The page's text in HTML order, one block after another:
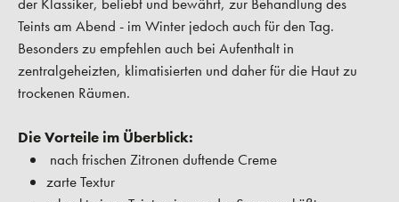
Teints am Abend - im Winter jedoch auch für den Tag.
Besonders zu empfehlen auch bei Aufenthalt in
zentralgeheizten, klimatisierten und daher für die Haut zu
trockenen Räumen.
Die Vorteile im Überblick:
nach frischen Zitronen duftende Creme
zarte Textur